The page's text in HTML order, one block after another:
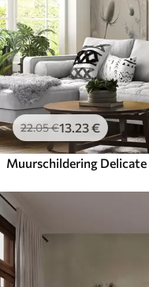
22.05€13.23€